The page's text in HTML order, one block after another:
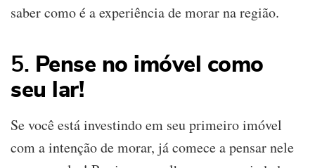
saber como é a experiência de morar na região.
5. Pense no imóvel como
seu lar!
Se você está investindo em seu primeiro imóvel
com a intenção de morar, já comece a pensar nele